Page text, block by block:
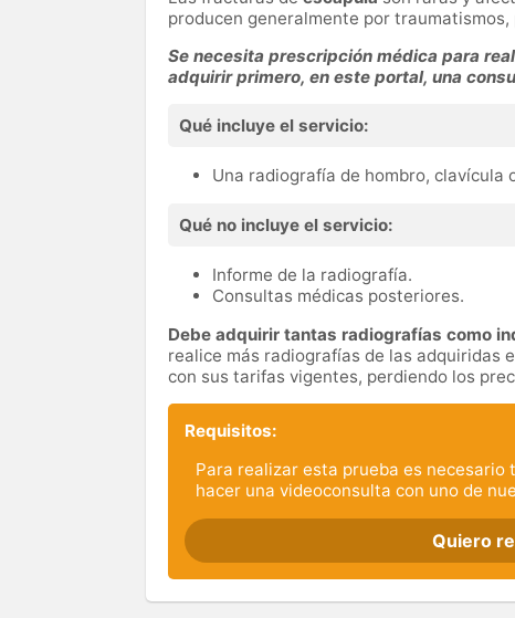
producen generalmente por
Se necesita prescripción médica para
adquirir primero, en este portal, una
Qué incluye el servicio:
Una radiografía de hombro, clavícula
Qué no incluye el servicio:
Informe de la radiografía.
Consultas médicas posteriores.
Debe adquirir tantas radiografías como
realice más radiografías de las adquiridas
con sus tarifas vigentes, perdiendo los
Requisitos:
Para realizar esta prueba es
hacer una videoconsulta con uno de
Quiero